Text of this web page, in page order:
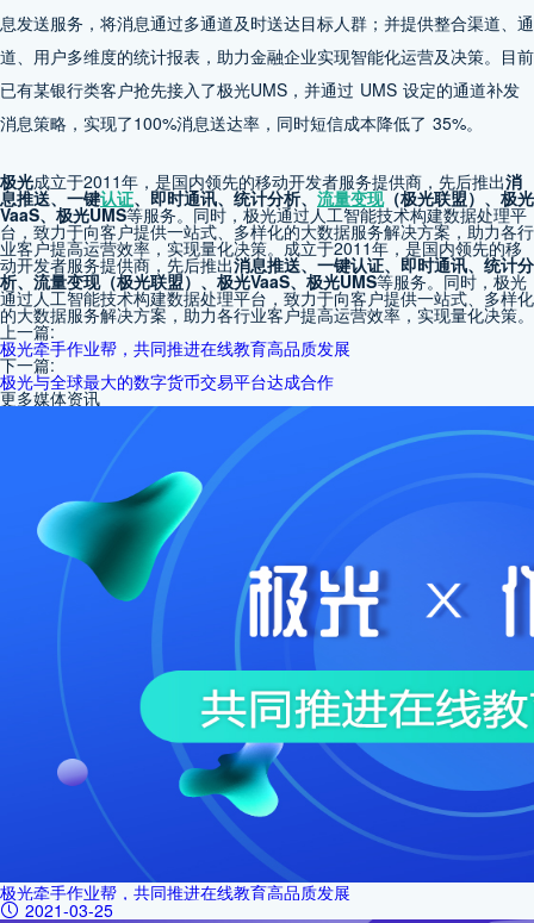
息发送服务，将消息通过多通道及时送达目标人群；并提供整合渠道、通
道、用户多维度的统计报表，助力金融企业实现智能化运营及决策。目前
已有某银行类客户抢先接入了极光UMS，并通过 UMS 设定的通道补发
消息策略，实现了100%消息送达率，同时短信成本降低了 35%。
极光成立于2011年，是国内领先的移动开发者服务提供商，先后推出消
息推送、一键认证、即时通讯、统计分析、 流量变现（极光联盟）、极光
VaaS、极光UMS等服务。同时，极光通过人工智能技术构建数据处理平
台，致力于向客户提供一站式、多样化的大数据服务解决方案，助力各行
业客户提高运营效率，实现量化决策。成立于2011年，是国内领先的移
动开发者服务提供商，先后推出消息推送、一键认证、即时通讯、统计分
析、流量变现（极光联盟）、极光VaaS、极光UMS等服务。同时，极光
通过人工智能技术构建数据处理平台，致力于向客户提供一站式、多样化
的大数据服务解决方案，助力各行业客户提高运营效率，实现量化决策。
上一篇:
极光牵手作业帮，共同推进在线教育高品质发展
下一篇:
极光与全球最大的数字货币交易平台达成合作
更多媒体资讯
极光牵手作业帮，共同推进在线教育高品质发展
2021-03-25